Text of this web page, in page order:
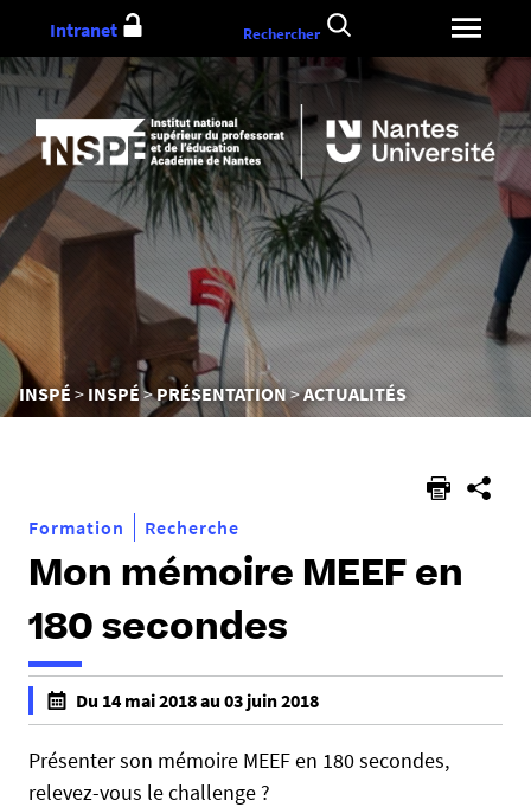
au
contenu
Vous
êtes
INSPÉ INSPÉ PRÉSENTATION ACTUALITÉS
Intranet Rechercher
Formation Recherche
Mon mémoire MEEF en
180 secondes
h
t
p
s
Du 14 mai 2018 au 03 juin 2018
f
a
l
Présenter son mémoire MEEF en 180 secondes,
relevez-vous le challenge ?